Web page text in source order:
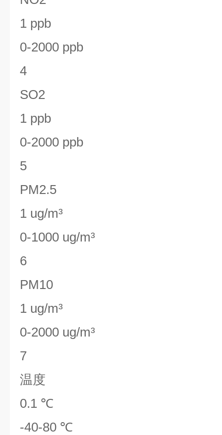
1 ppb
0-2000 ppb
4
SO2
1 ppb
0-2000 ppb
5
PM2.5
1 ug/m³
0-1000 ug/m³
6
PM10
1 ug/m³
0-2000 ug/m³
7
温度
0.1 ℃
-40-80 ℃